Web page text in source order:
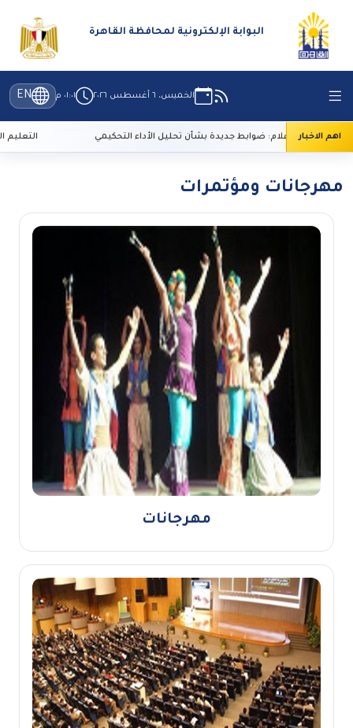
البوابة الإلكترونية لمحافظة القاهرة
الخميس، ٦ أغسطس ٢٠٢٦ ٠١:٠١ م EN
اهم الاخبار
الأعلى للإعلام: ضوابط جديدة بشأن تحليل الأداء التحكيمي التعليم العالي: 29 ألف طالب سجلوا رغباتهم في تنسيق
مهرجانات ومؤتمرات
مهرجانات